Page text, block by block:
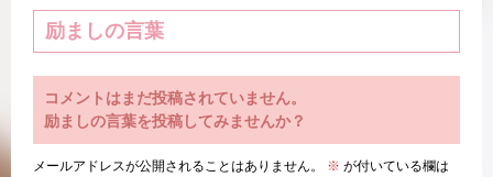
励ましの言葉
コメントはまだ投稿されていません。
励ましの言葉を投稿してみませんか？
メールアドレスが公開されることはありません。 ※ が付いている欄は